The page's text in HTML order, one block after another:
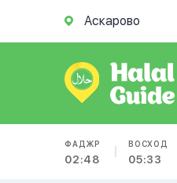
Аскарово
ФАДЖР
02:48
ВОСХОД
05:33